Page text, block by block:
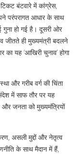
बंटवारे में कांग्रेस,
परंपरागत आधार के साथ
हो गई है। दूसरी ओर
जीतते ही मुख्यमंत्री बदलने
का यह ‘आखिरी चुनाव’ होगा
और गरीब वर्ग की चिंता
में साफ तौर पर यह
जनता को मुख्यमंत्रियों
असली मुद्दों और नेतृत्व
के साथ मैदान में हैं,